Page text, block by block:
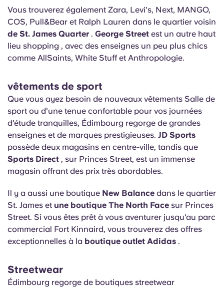
Vous trouverez également Zara, Levi's, Next, MANGO,
COS, Pull&Bear et Ralph Lauren dans le quartier voisin
de St. James Quarter . George Street est un autre haut
lieu shopping , avec des enseignes un peu plus chics
comme AllSaints, White Stuff et Anthropologie.
vêtements de sport
Que vous ayez besoin de nouveaux vêtements Salle de
sport ou d'une tenue confortable pour vos journées
d'étude tranquilles, Édimbourg regorge de grandes
enseignes et de marques prestigieuses. JD Sports
possède deux magasins en centre-ville, tandis que
Sports Direct , sur Princes Street, est un immense
magasin offrant des prix très abordables.
Il y a aussi une boutique New Balance dans le quartier
St. James et une boutique The North Face sur Princes
Street. Si vous êtes prêt à vous aventurer jusqu'au parc
commercial Fort Kinnaird, vous trouverez des offres
exceptionnelles à la boutique outlet Adidas .
Streetwear
Édimbourg regorge de boutiques streetwear